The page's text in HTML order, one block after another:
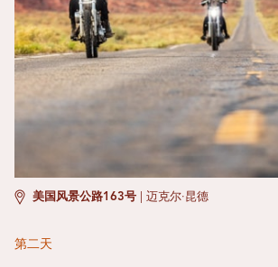
美国风景公路163号 迈克尔·昆德
第二天